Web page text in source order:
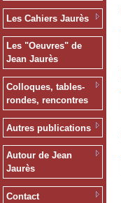
Les Cahiers Jaurès
Les "Oeuvres" de
Jean Jaurès
Colloques, tables-
rondes, rencontres
Autres publications
Autour de Jean
Jaurès
Contact